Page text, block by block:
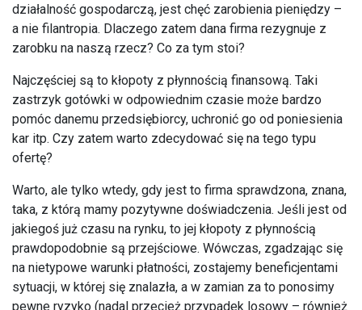
działalność gospodarczą, jest chęć zarobienia pieniędzy –
a nie filantropia. Dlaczego zatem dana firma rezygnuje z
zarobku na naszą rzecz? Co za tym stoi?
Najczęściej są to kłopoty z płynnością finansową. Taki
zastrzyk gotówki w odpowiednim czasie może bardzo
pomóc danemu przedsiębiorcy, uchronić go od poniesienia
kar itp. Czy zatem warto zdecydować się na tego typu
ofertę?
Warto, ale tylko wtedy, gdy jest to firma sprawdzona, znana,
taka, z którą mamy pozytywne doświadczenia. Jeśli jest od
jakiegoś już czasu na rynku, to jej kłopoty z płynnością
prawdopodobnie są przejściowe. Wówczas, zgadzając się
na nietypowe warunki płatności, zostajemy beneficjentami
sytuacji, w której się znalazła, a w zamian za to ponosimy
pewne ryzyko (nadal przecież przypadek losowy – również